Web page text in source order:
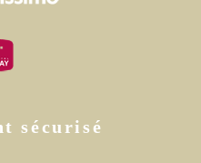
sécurisé